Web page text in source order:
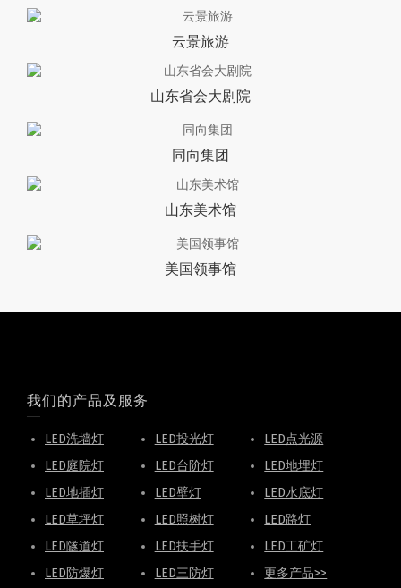
云景旅游
山东省会大剧院
同向集团
山东美术馆
美国领事馆
我们的产品及服务
LED洗墙灯 LED投光灯
LED点光源
LED庭院灯
LED台阶灯
LED地埋灯
LED地插灯
LED壁灯
LED水底灯
LED草坪灯
LED照树灯
LED路灯
LED隧道灯
LED扶手灯
LED工矿灯
LED防爆灯
LED三防灯 更多产品>>